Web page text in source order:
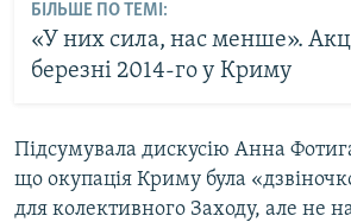
БІЛЬШЕ ПО ТЕМІ:
«У них сила, нас менше».
березні 2014-го у Криму
Підсумувала дискусію Анна
що окупація Криму була
для колективного Заходу, але не